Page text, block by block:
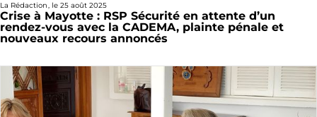
La Rédaction, le 25 août 2025
Crise à Mayotte : RSP Sécurité en attente d’un
rendez-vous avec la CADEMA, plainte pénale et
nouveaux recours annoncés